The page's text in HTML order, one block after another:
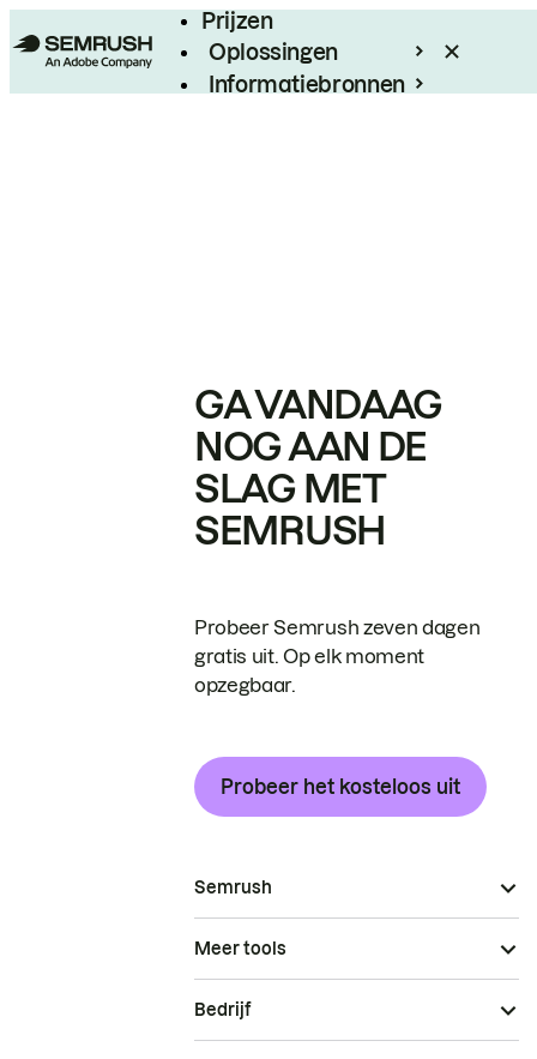
Prijzen
Oplossingen
Informatiebronnen
GA VANDAAG
NOG AAN DE
SLAG MET
SEMRUSH
Probeer Semrush zeven dagen
gratis uit. Op elk moment
opzegbaar.
Probeer het kosteloos uit
Semrush
Meer tools
Bedrijf